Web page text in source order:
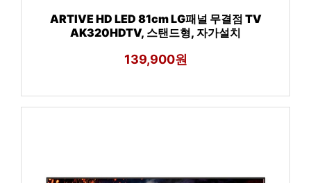
ARTIVE HD LED 81cm LG패널 무결점 TV
AK320HDTV, 스탠드형, 자가설치
139,900원